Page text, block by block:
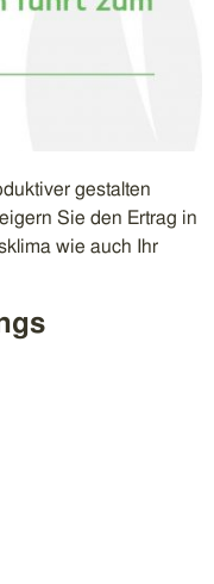
gestalten
Sie den Ertrag in
wie auch Ihr